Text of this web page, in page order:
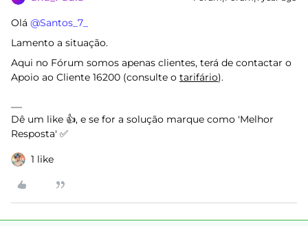
Olá ​ @Santos_7_
Lamento a situação.
Aqui no Fórum somos apenas clientes, terá de contactar o
Apoio ao Cliente 16200 (consulte o tarifário).
Dê um like 👍, e se for a solução marque como 'Melhor
Resposta' ✅
1 like